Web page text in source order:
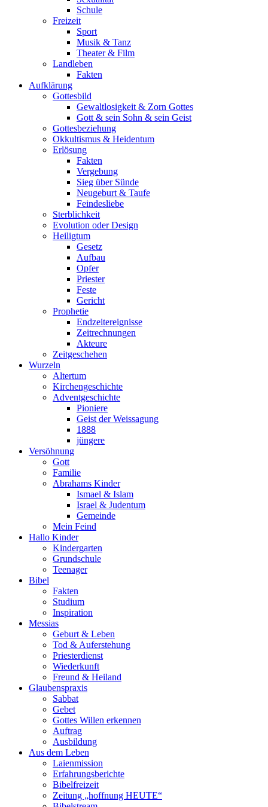
Schule
Freizeit
Sport
Musik & Tanz
Theater & Film
Landleben
Fakten
Aufklärung
Gottesbild
Gewaltlosigkeit & Zorn Gottes
Gott & sein Sohn & sein Geist
Gottesbeziehung
Okkultismus & Heidentum
Erlösung
Fakten
Vergebung
Sieg über Sünde
Neugeburt & Taufe
Feindesliebe
Sterblichkeit
Evolution oder Design
Heiligtum
Gesetz
Aufbau
Opfer
Priester
Feste
Gericht
Prophetie
Endzeitereignisse
Zeitrechnungen
Akteure
Zeitgeschehen
Wurzeln
Altertum
Kirchengeschichte
Adventgeschichte
Pioniere
Geist der Weissagung
1888
jüngere
Versöhnung
Gott
Familie
Abrahams Kinder
Ismael & Islam
Israel & Judentum
Gemeinde
Mein Feind
Hallo Kinder
Kindergarten
Grundschule
Teenager
Bibel
Fakten
Studium
Inspiration
Messias
Geburt & Leben
Tod & Auferstehung
Priesterdienst
Wiederkunft
Freund & Heiland
Glaubenspraxis
Sabbat
Gebet
Gottes Willen erkennen
Auftrag
Ausbildung
Aus dem Leben
Laienmission
Erfahrungsberichte
Bibelfreizeit
Zeitung „hoffnung HEUTE“